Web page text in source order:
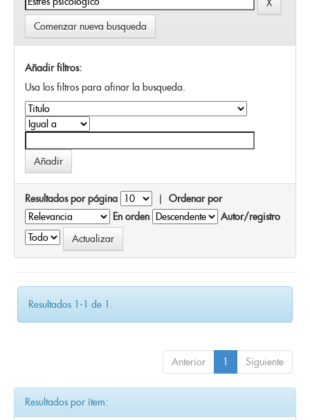
Comenzar nueva busqueda
Añadir filtros:
Usa los filtros para afinar la busqueda.
Resultados por página | Ordenar por
En orden
Autor/registro
Resultados 1-1 de 1.
Anterior 1 Siguiente
Resultados por ítem: